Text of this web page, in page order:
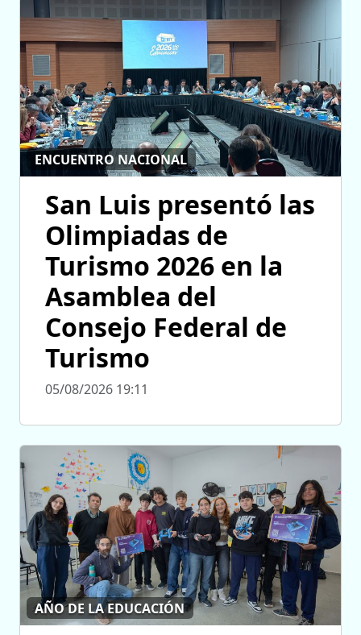
ENCUENTRO NACIONAL
San Luis presentó las
Olimpiadas de
Turismo 2026 en la
Asamblea del
Consejo Federal de
Turismo
05/08/2026 19:11
AÑO DE LA EDUCACIÓN